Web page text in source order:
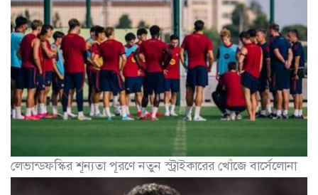
লেভান্ডফস্কির শূন্যতা পূরণে নতুন স্ট্রাইকারের খোঁজে বার্সেলোনা